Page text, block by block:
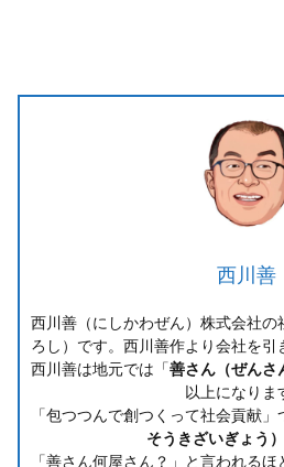
西川善
西川善（にしかわぜん）株式会社の
ろし）です。西川善作より会社を引
西川善は地元では「善さん（ぜんさ
以上になりま
「包つつんで創つくって社会貢献」
そうきざいぎょう）
「善さん何屋さん？」と言われる